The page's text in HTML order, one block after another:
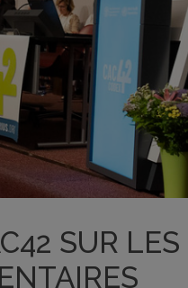
SUR